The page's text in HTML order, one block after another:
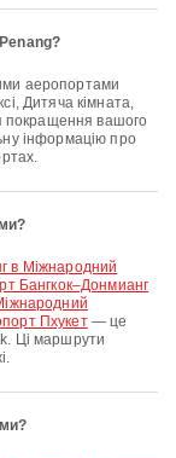
аеропортами
Дитяча кімната,
покращення вашого
інформацію про
Бангкок–Донмианг
Пхукет— це
Ці маршрути